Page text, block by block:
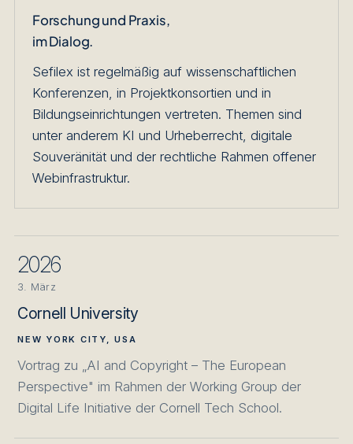
Forschung und Praxis,
im Dialog.
Sefilex ist regelmäßig auf wissenschaftlichen
Konferenzen, in Projektkonsortien und in
Bildungseinrichtungen vertreten. Themen sind
unter anderem KI und Urheberrecht, digitale
Souveränität und der rechtliche Rahmen offener
Webinfrastruktur.
2026
3. März
Cornell University
NEW YORK CITY, USA
Vortrag zu „AI and Copyright – The European
Perspective" im Rahmen der Working Group der
Digital Life Initiative der Cornell Tech School.